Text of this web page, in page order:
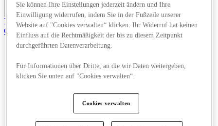
Mehr
Tritt dem Club bei.
Gerettet
de
Angebote
Planen Sie Ihren Besuch
Sie können Ihre Einstellungen jederzeit ändern und Ihre
Einwilligung widerrufen, indem Sie in der Fußzeile unserer
Website auf "Cookies verwalten“ klicken. Ihr Widerruf hat keinen
Einfluss auf die Rechtmäßigkeit der bis zu diesem Zeitpunkt
durchgeführten Datenverarbeitung.
Für Informationen über Dritte, an die wir Daten weitergeben,
klicken Sie unten auf "Cookies verwalten“.
Cookies verwalten